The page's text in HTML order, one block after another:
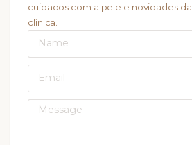
cuidados com a pele e novidades da
clínica.